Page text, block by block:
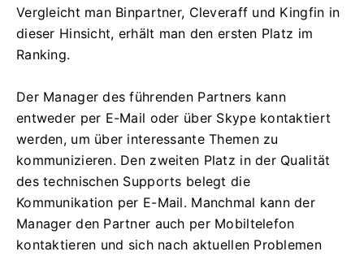
Vergleicht man Binpartner, Сleveraff und Kingfin in
dieser Hinsicht, erhält man den ersten Platz im
Ranking.
Der Manager des führenden Partners kann
entweder per E-Mail oder über Skype kontaktiert
werden, um über interessante Themen zu
kommunizieren. Den zweiten Platz in der Qualität
des technischen Supports belegt die
Kommunikation per E-Mail. Manchmal kann der
Manager den Partner auch per Mobiltelefon
kontaktieren und sich nach aktuellen Problemen